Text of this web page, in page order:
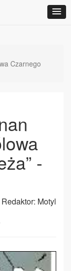
Czarnego
-
Redaktor: Motyl